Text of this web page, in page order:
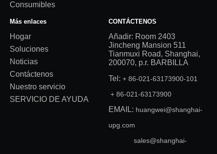
Consumibles
Más enlaces
Hogar
Soluciones
Noticias
Contáctenos
Nuestro servicio
SERVICIO DE AYUDA
CONTÁCTENOS
Añadir: Room 2403
Jincheng Mansion 511
Tianmuxi Road, Shanghai,
200070, p.r. BARBILLA
Tel: + 86-021-63173900-101
+ 86-021-63173900
EMAIL: huangwei@shanghai-
upg.com
sales@shanghai-